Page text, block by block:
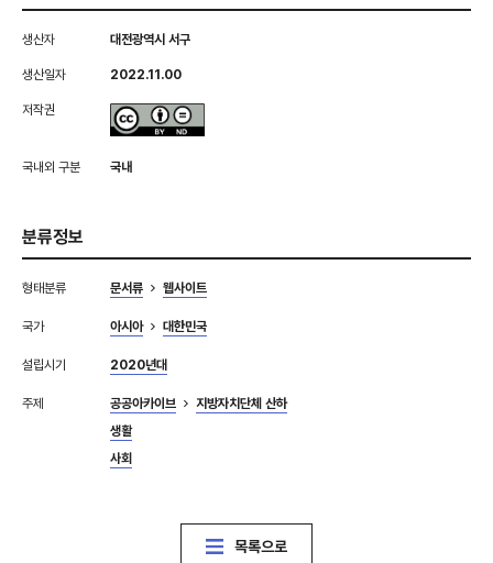
생산자 대전광역시 서구
생산일자 2022.11.00
저작권
국내외 구분 국내
분류정보
형태분류 문서류 웹사이트
국가 아시아 대한민국
설립시기 2020년대
주제 공공아카이브
지방자치단체 산하
생활
사회
목록으로